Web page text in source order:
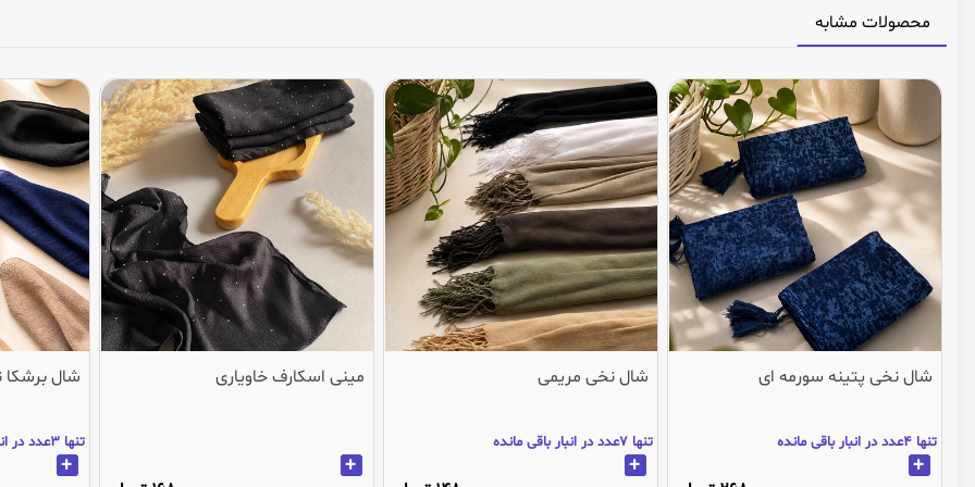
محصولات مشابه
شال نخی پتینه سورمه ای
تنها 4عدد در انبار باقی مانده
+
شال نخی مریمی
تنها 7عدد در انبار باقی مانده
+
مینی اسکارف خاویاری
+
شال
تنها 3عدد در انبار باقی مانده
+